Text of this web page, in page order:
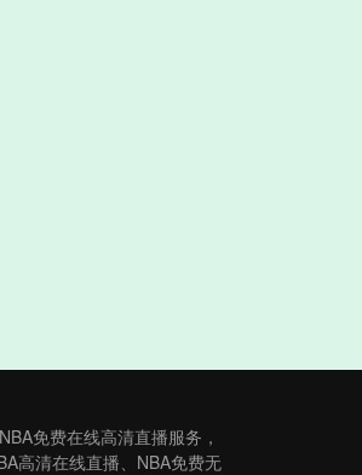
免费在线高清直播服务，
高清在线直播、NBA免费无